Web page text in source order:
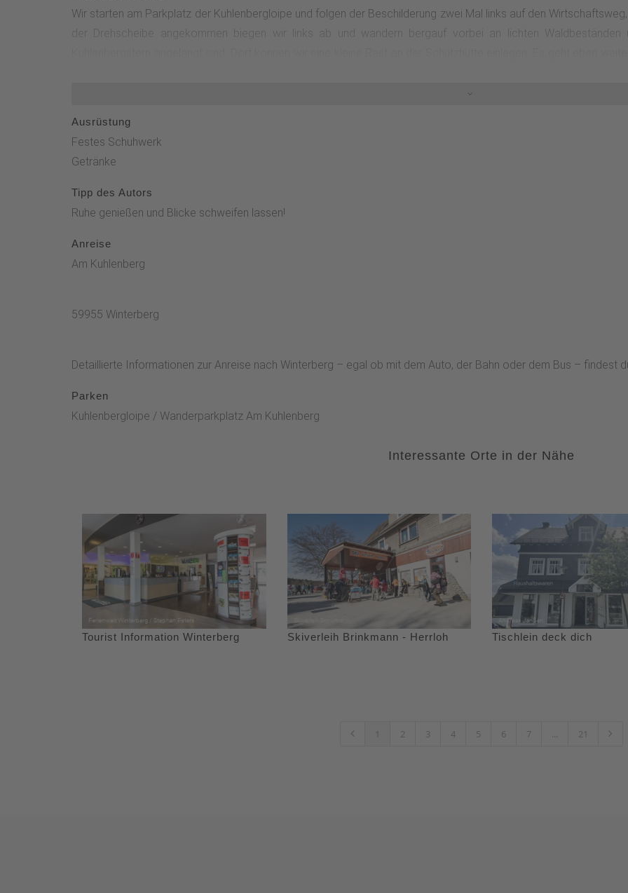
Wir starten am Parkplatz der Kuhlenbergloipe und folgen der Beschilderung zwei Mal links auf den
der Drehscheibe angekommen biegen wir links ab und wandern bergauf vorbei an lichten
Ausrüstung
Festes Schuhwerk
Getränke
Tipp des Autors
Ruhe genießen und Blicke schweifen lassen!
Anreise
Am Kuhlenberg
59955 Winterberg
Detaillierte Informationen zur Anreise nach Winterberg – egal ob mit dem Auto, der Bahn oder dem Bus – findest
Parken
Kuhlenbergloipe / Wanderparkplatz Am Kuhlenberg
Interessante Orte in der Nähe
Tourist Information Winterberg Skiverleih Brinkmann - Herrloh Tischlein deck dich
1 2 3 4 5 6 7 ... 21